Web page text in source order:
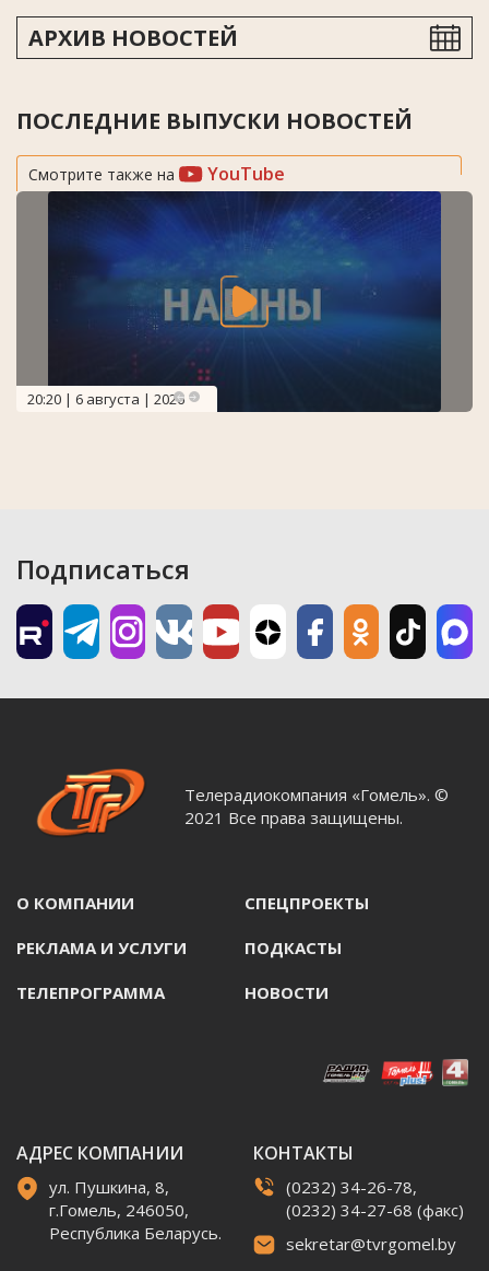
АРХИВ НОВОСТЕЙ
ПОСЛЕДНИЕ ВЫПУСКИ НОВОСТЕЙ
Смотрите также на YouTube
20:20 | 6 августа | 2026
Подписаться
Телерадиокомпания «Гомель». ©
2021 Все права защищены.
О КОМПАНИИ СПЕЦПРОЕКТЫ
РЕКЛАМА И УСЛУГИ ПОДКАСТЫ
ТЕЛЕПРОГРАММА НОВОСТИ
АДРЕС КОМПАНИИ
ул. Пушкина, 8,
г.Гомель, 246050,
Республика Беларусь.
КОНТАКТЫ
(0232) 34-26-78,
(0232) 34-27-68 (факс)
sekretar@tvrgomel.by